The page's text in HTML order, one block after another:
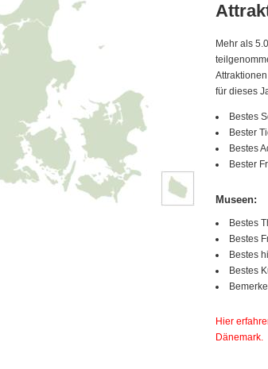
Mehr als
für dieses
Bestes
Bester
Bestes
Bester
Museen:
Bestes
Bestes
Bestes
Bestes
Hier
Dänemark.